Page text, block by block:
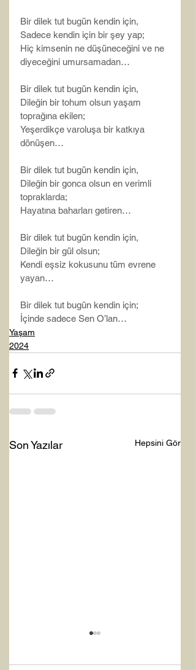
Bir dilek tut bugün kendin için,
Sadece kendin için bir şey yap;
Hiç kimsenin ne düşüneceğini ve ne
diyeceğini umursamadan…
Bir dilek tut bugün kendin için,
Dileğin bir tohum olsun yaşam
toprağına ekilen;
Yeşerdikçe varoluşa bir katkıya
dönüşen…
Bir dilek tut bugün kendin için,
Dileğin bir gonca olsun en verimli
topraklarda;
Hayatına baharları getiren…
Bir dilek tut bugün kendin için,
Dileğin bir gül olsun;
Kendi eşsiz kokusunu tüm evrene
yayan…
Bir dilek tut bugün kendin için;
İçinde sadece Sen O’lan…
Yaşam
2024
Son Yazılar Hepsini Gör